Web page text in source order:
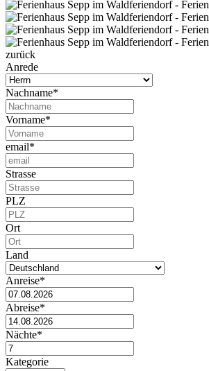
zurück
Anrede
Nachname*
Vorname*
email*
Strasse
PLZ
Ort
Land
Anreise*
Abreise*
Nächte*
Kategorie